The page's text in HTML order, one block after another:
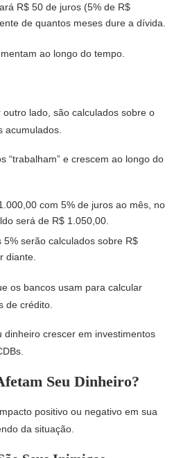
R$ 50 de juros (5% de R$
de quantos meses dure a dívida.
ao longo do tempo.
lado, são calculados sobre o
acumulados.
“trabalham” e crescem ao longo do
com 5% de juros ao mês, no
será de R$ 1.050,00.
5% serão calculados sobre R$
diante.
os bancos usam para calcular
de crédito.
dinheiro crescer em investimentos
Seu Dinheiro?
positivo ou negativo em sua
da situação.